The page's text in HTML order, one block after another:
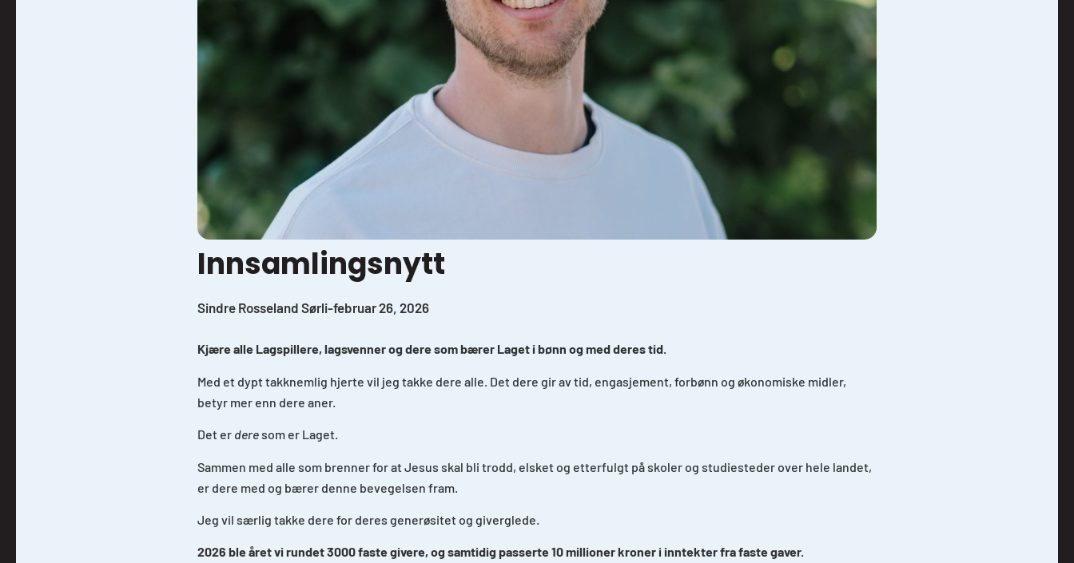
Innsamlingsnytt
Sindre Rosseland Sørli-februar 26, 2026
Kjære alle Lagspillere, lagsvenner og dere som bærer Laget i bønn og med deres tid.
Med et dypt takknemlig hjerte vil jeg takke dere alle. Det dere gir av tid, engasjement, forbønn og økonomiske midler,
betyr mer enn dere aner.
Det er dere som er Laget.
Sammen med alle som brenner for at Jesus skal bli trodd, elsket og etterfulgt på skoler og studiesteder over hele landet,
er dere med og bærer denne bevegelsen fram.
Jeg vil særlig takke dere for deres generøsitet og giverglede.
2026 ble året vi rundet 3000 faste givere, og samtidig passerte 10 millioner kroner i inntekter fra faste gaver.